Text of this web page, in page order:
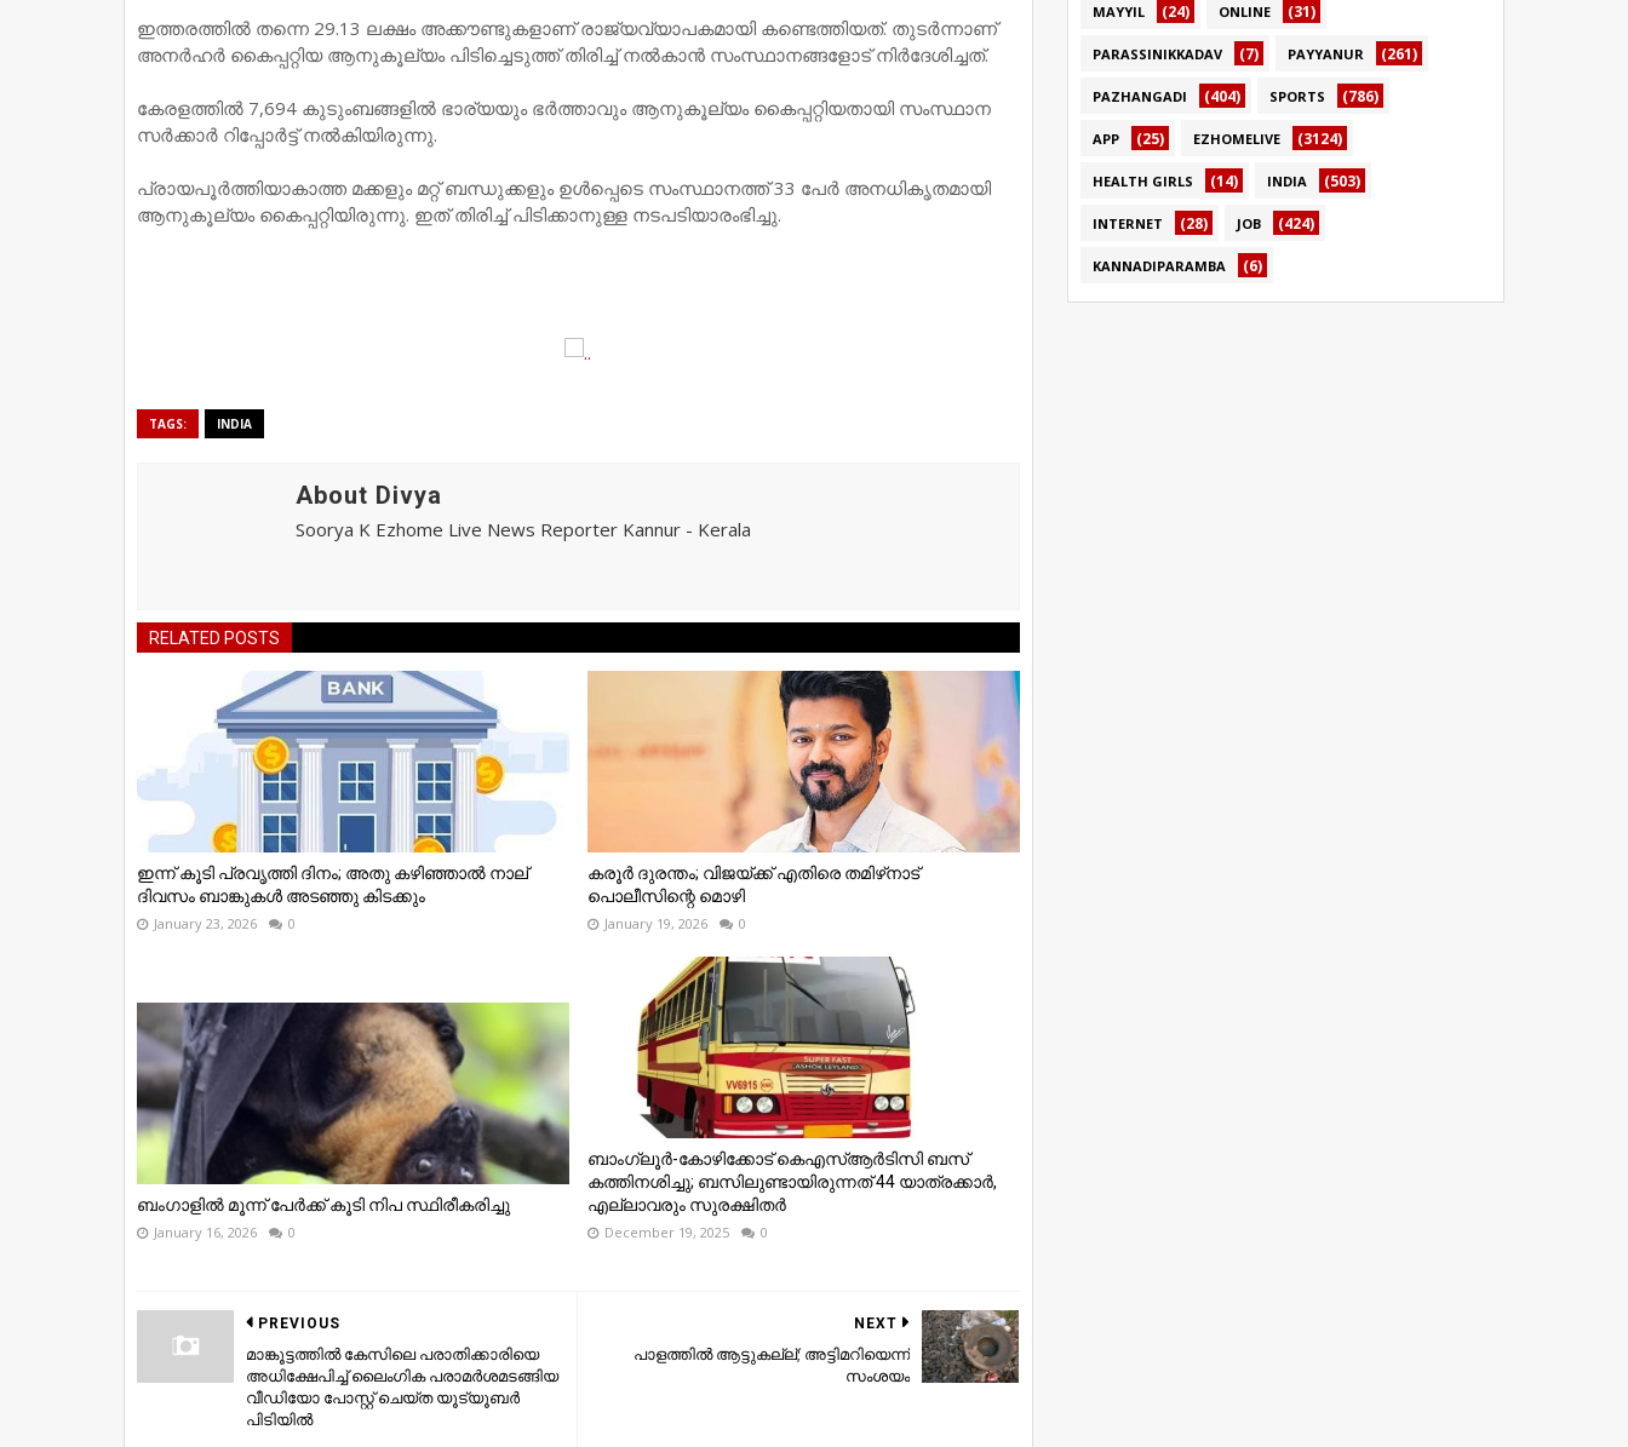
ഇത്തരത്തില്‍ തന്നെ 29.13 ലക്ഷം അക്കൗണ്ടുകളാണ് രാജ്യവ്യാപകമായി കണ്ടെത്തിയത്. തുടര്‍ന്നാണ്
അനര്‍ഹര്‍ കൈപ്പറ്റിയ ആനുകൂല്യം പിടിച്ചെടുത്ത് തിരിച്ച് നല്‍കാന്‍ സംസ്ഥാനങ്ങളോട് നിര്‍ദേശിച്ചത്.
കേരളത്തില്‍ 7,694 കുടുംബങ്ങളില്‍ ഭാര്യയും ഭര്‍ത്താവും ആനുകൂല്യം കൈപ്പറ്റിയതായി സംസ്ഥാന
സര്‍ക്കാര്‍ റിപ്പോര്‍ട്ട് നല്‍കിയിരുന്നു.
പ്രായപൂര്‍ത്തിയാകാത്ത മക്കളും മറ്റ് ബന്ധുക്കളും ഉള്‍പ്പെടെ സംസ്ഥാനത്ത് 33 പേർ അനധികൃതമായി
ആനുകൂല്യം കൈപ്പറ്റിയിരുന്നു. ഇത് തിരിച്ച് പിടിക്കാനുള്ള നടപടിയാരംഭിച്ചു.
TAGS: INDIA
About Divya
Soorya K Ezhome Live News Reporter Kannur - Kerala
RELATED POSTS
ഇന്ന് കൂടി പ്രവൃത്തി ദിനം; അതു കഴിഞ്ഞാല്‍ നാല്
ദിവസം ബാങ്കുകള്‍ അടഞ്ഞു കിടക്കും
January 23, 2026 0
കരൂര്‍ ദുരന്തം; വിജയ്ക്ക് എതിരെ തമിഴ്‌നാട്
പൊലീസിന്റെ മൊഴി
January 19, 2026 0
ബംഗാളില്‍ മൂന്ന് പേര്‍ക്ക് കൂടി നിപ സ്ഥിരീകരിച്ചു
January 16, 2026 0
ബാംഗ്ലൂർ-കോഴിക്കോട് കെഎസ്ആർടിസി ബസ്
കത്തിനശിച്ചു; ബസിലുണ്ടായിരുന്നത് 44 യാത്രക്കാർ,
എല്ലാവരും സുരക്ഷിതർ
December 19, 2025 0
NEXT
പാളത്തില്‍ ആട്ടുകല്ല്; അട്ടിമറിയെന്ന്
സംശയം
PREVIOUS
മാങ്കൂട്ടത്തിൽ കേസിലെ പരാതിക്കാരിയെ
അധിക്ഷേപിച്ച് ലൈംഗിക പരാമർശമടങ്ങിയ
വീഡിയോ പോസ്റ്റ് ചെയ്ത യൂട്യൂബർ
പിടിയിൽ
MAYYIL (24) ONLINE (31)
PARASSINIKKADAV (7) PAYYANUR (261)
PAZHANGADI (404) SPORTS (786)
APP (25) EZHOMELIVE (3124)
HEALTH GIRLS (14) INDIA (503)
INTERNET (28) JOB (424)
KANNADIPARAMBA (6)